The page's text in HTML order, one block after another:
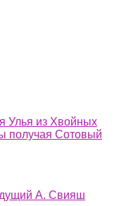
Улья из Хвойных
получая Сотовый
А. Свияш